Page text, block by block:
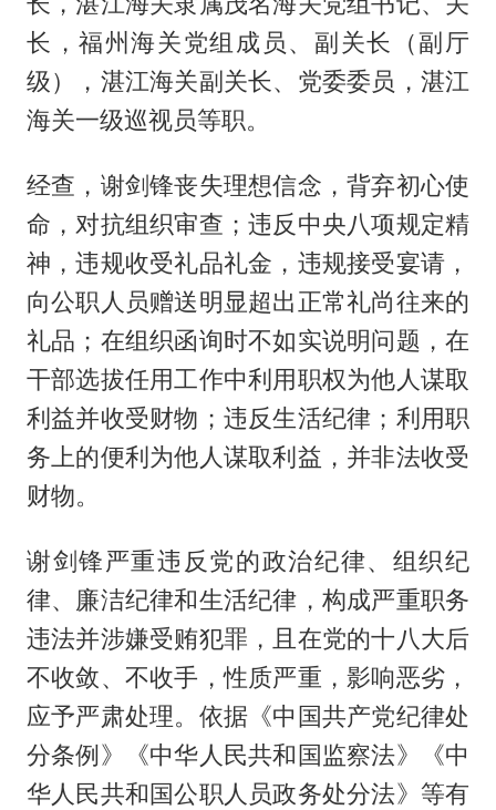
长，福州海关党组成员、副关长（副厅
级），湛江海关副关长、党委委员，湛江
海关一级巡视员等职。
经查，谢剑锋丧失理想信念，背弃初心使
命，对抗组织审查；违反中央八项规定精
神，违规收受礼品礼金，违规接受宴请，
向公职人员赠送明显超出正常礼尚往来的
礼品；在组织函询时不如实说明问题，在
干部选拔任用工作中利用职权为他人谋取
利益并收受财物；违反生活纪律；利用职
务上的便利为他人谋取利益，并非法收受
财物。
谢剑锋严重违反党的政治纪律、组织纪
律、廉洁纪律和生活纪律，构成严重职务
违法并涉嫌受贿犯罪，且在党的十八大后
不收敛、不收手，性质严重，影响恶劣，
应予严肃处理。依据《中国共产党纪律处
分条例》《中华人民共和国监察法》《中
华人民共和国公职人员政务处分法》等有